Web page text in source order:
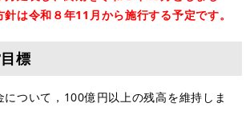
は令和８年11月から施行する予定です。
標
ついて，100億円以上の残高を維持しま